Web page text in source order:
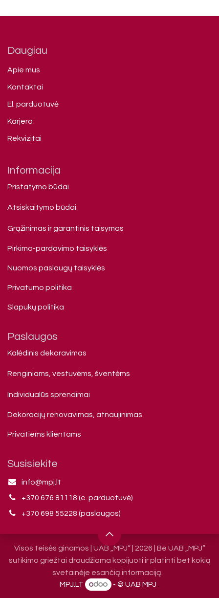
Daugiau
Apie mus
Kontaktai
El. parduotuvė
Karjera
Rekvizitai
Informacija
Pristatymo būdai
Atsiskaitymo būdai
Grąžinimas ir garantinis taisymas
Pirkimo-pardavimo taisyklės
Nuomos paslaugų taisyklės
Privatumo politika
Slapukų politika
Paslaugos
Kalėdinis dekoravimas
Renginiams, vestuvėms, šventėms
Individualūs sprendimai
Dekoracijų renovavimas, atnaujinimas
Privatiems klienta​ms
Susisiekite
info@mpj.lt
+370 676 81118 (e. parduotuvė)
+370 698 55228 (paslaugos)
Visos teisės ginamos | UAB „MPJ“ | 2026 | Be UAB „MPJ“
sutikimo griežtai draudžiama kopijuoti ir platinti bet kokią
svetainėje esančią informaciją.
MPJ.LT
- © UAB MPJ